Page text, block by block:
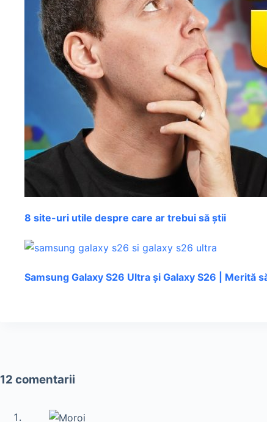
8 site-uri utile despre care ar trebui să știi
Samsung Galaxy S26 Ultra și Galaxy S26 | Merită
12 comentarii